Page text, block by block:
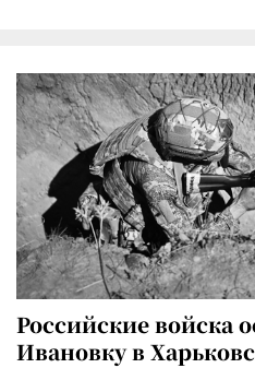
Российские войска
Ивановку в